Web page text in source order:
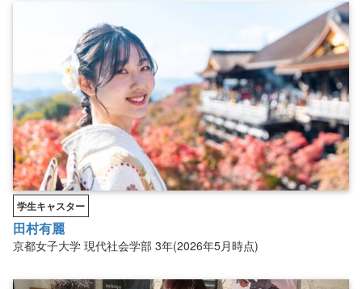
学生キャスター
田村有麗
京都女子大学 現代社会学部 3年(2026年5月時点)